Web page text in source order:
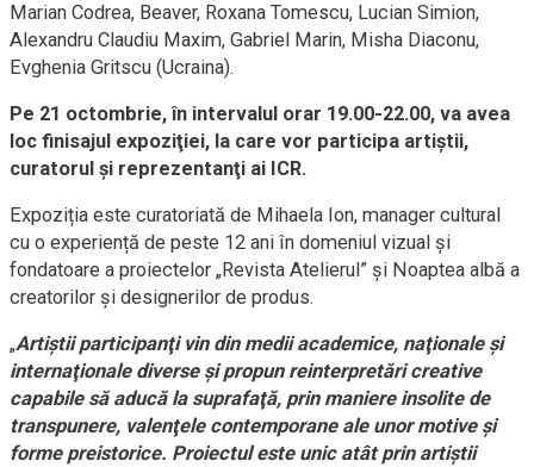
Marian Codrea, Beaver, Roxana Tomescu, Lucian Simion,
Alexandru Claudiu Maxim, Gabriel Marin, Misha Diaconu,
Evghenia Gritscu (Ucraina).
Pe 21 octombrie, în intervalul orar 19.00-22.00, va avea
loc finisajul expoziţiei, la care vor participa artiştii,
curatorul şi reprezentanţi ai ICR.
Expoziția este curatoriată de Mihaela Ion, manager cultural
cu o experiență de peste 12 ani în domeniul vizual și
fondatoare a proiectelor „Revista Atelierul” și Noaptea albă a
creatorilor şi designerilor de produs.
„Artiştii participanţi vin din medii academice, naţionale şi
internaţionale diverse şi propun reinterpretări creative
capabile să aducă la suprafaţă, prin maniere insolite de
transpunere, valenţele contemporane ale unor motive şi
forme preistorice. Proiectul este unic atât prin artiştii